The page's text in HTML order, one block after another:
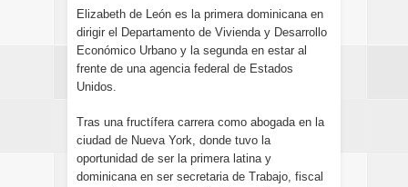
Elizabeth de León es la primera dominicana en
dirigir el Departamento de Vivienda y Desarrollo
Económico Urbano y la segunda en estar al
frente de una agencia federal de Estados
Unidos.
Tras una fructífera carrera como abogada en la
ciudad de Nueva York, donde tuvo la
oportunidad de ser la primera latina y
dominicana en ser secretaria de Trabajo, fiscal